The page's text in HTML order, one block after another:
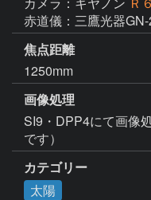
赤道儀：三鷹光器
焦点距離
1250mm
画像処理
SI9・DPP4にて画像
です）
カテゴリー
太陽